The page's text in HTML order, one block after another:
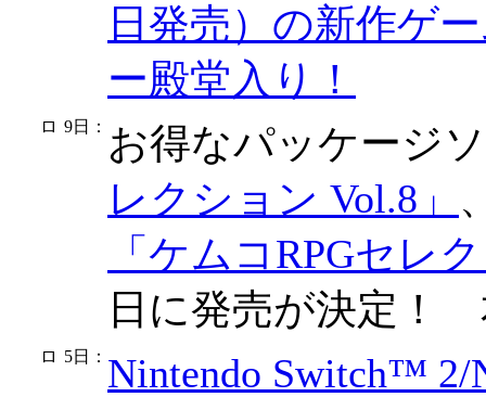
日発売）の新作ゲ
ー殿堂入り！
9日 ： お得なパッケージ
レクション Vol.8」
「ケムコRPGセレ
日に発売が決定！
5日 ： Nintendo Switch™ 2/